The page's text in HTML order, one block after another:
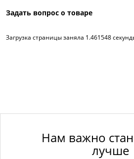
Задать вопрос о товаре
Загрузка страницы заняла 1.461548
Нам важно
лучше